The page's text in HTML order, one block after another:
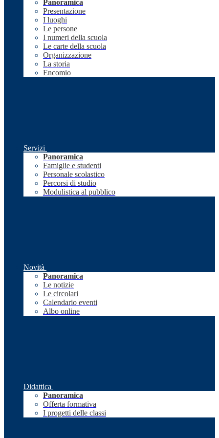
Panoramica
Presentazione
I luoghi
Le persone
I numeri della scuola
Le carte della scuola
Organizzazione
La storia
Encomio
Servizi
Panoramica
Famiglie e studenti
Personale scolastico
Percorsi di studio
Modulistica al pubblico
Novità
Panoramica
Le notizie
Le circolari
Calendario eventi
Albo online
Didattica
Panoramica
Offerta formativa
I progetti delle classi